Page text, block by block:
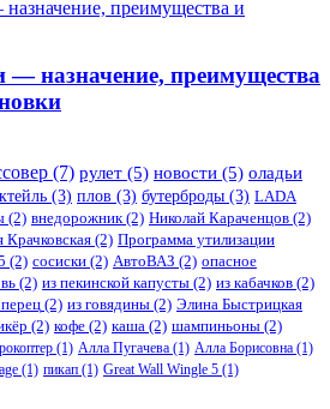
назначение, преимущества
(7) рулет (5) новости (5) оладьи
(3) плов (3) бутерброды (3) LADA
(2) внедорожник (2) Николай Караченцов (2)
Крачковская (2) Программа утилизации
(2) сосиски (2) АвтоВАЗ (2) опасное
(2) из пекинской капусты (2) из кабачков (2)
(2) из говядины (2) Элина Быстрицкая
(2) кофе (2) каша (2) шампиньоны (2)
(1) Алла Пугачева (1) Алла Борисовна (1)
(1) пикап (1) Great Wall Wingle 5 (1)